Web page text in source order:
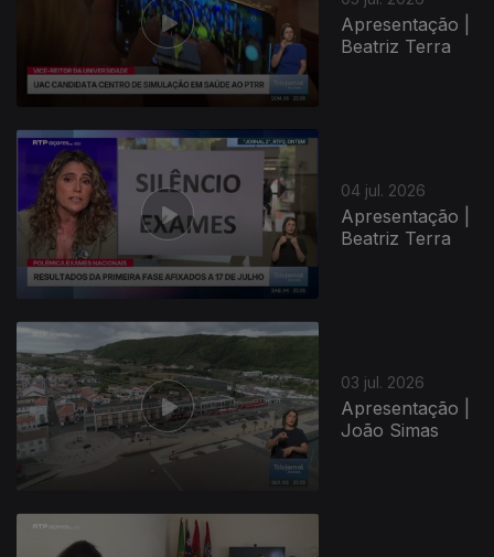
Apresentação |
Beatriz Terra
04 jul. 2026
Apresentação |
Beatriz Terra
03 jul. 2026
Apresentação |
João Simas
940036